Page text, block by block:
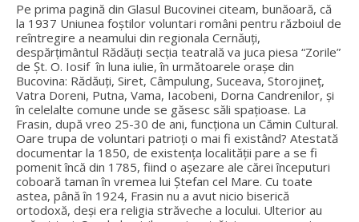
Pe prima pagină din Glasul Bucovinei citeam, bunăoară, că
la 1937 Uniunea foștilor voluntari români pentru războiul de
reîntregire a neamului din regionala Cernăuți,
despărțimântul Rădăuți secția teatrală va juca piesa “Zorile”
de Șt. O. Iosif în luna iulie, în următoarele orașe din
Bucovina: Rădăuți, Siret, Câmpulung, Suceava, Storojineț,
Vatra Doreni, Putna, Vama, Iacobeni, Dorna Candrenilor, și
în celelalte comune unde se găsesc săli spațioase. La
Frasin, după vreo 25-30 de ani, funcționa un Cămin Cultural.
Oare trupa de voluntari patrioți o mai fi existând? Atestată
docu­men­tar la 1850, de existența localității pare a se fi
pomenit încă din 1785, fiind o așezare ale cărei începuturi
coboară taman în vremea lui Ștefan cel Mare. Cu toate
astea, până în 1924, Frasin nu a avut nicio biserică
ortodoxă, deși era religia străveche a locului. Ulterior au